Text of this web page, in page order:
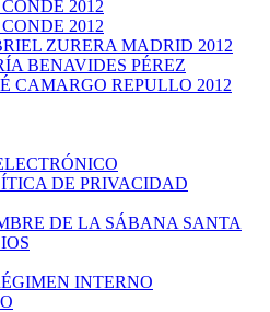
2012
2012
ZURERA MADRID 2012
BENAVIDES PÉREZ
CAMARGO REPULLO 2012
DE PRIVACIDAD
DE LA SÁBANA SANTA
INTERNO